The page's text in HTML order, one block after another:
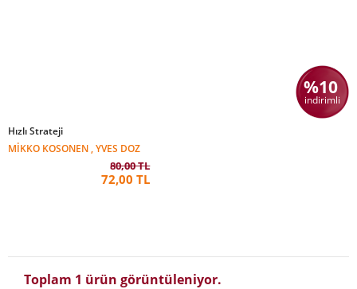
%10
indirimli
Hızlı Strateji
MIKKO KOSONEN , YVES DOZ
80,00 TL
72,00 TL
Toplam 1 ürün görüntüleniyor.